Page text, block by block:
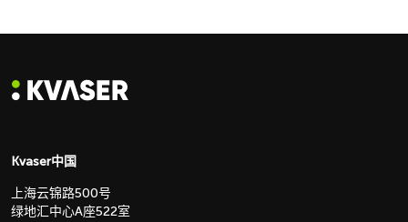
Kvaser中国
上海云锦路500号
绿地汇中心A座522室